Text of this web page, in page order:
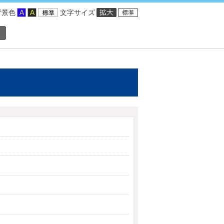
景色 文字サイズ